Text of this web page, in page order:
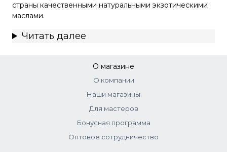
страны качественными натуральными экзотическими
маслами.
Читать далее
О магазине
О компании
Наши магазины
Для мастеров
Бонусная программа
Оптовое сотрудничество